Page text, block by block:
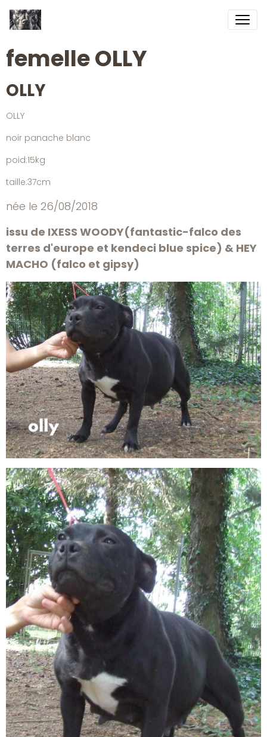
femelle OLLY
OLLY
OLLY
noir panache blanc
poid:15kg
taille:37cm
née le 26/08/2018
issu de IXESS WOODY(fantastic-falco des
terres d'europe et kendeci blue spice) & HEY
MACHO (falco et gipsy)